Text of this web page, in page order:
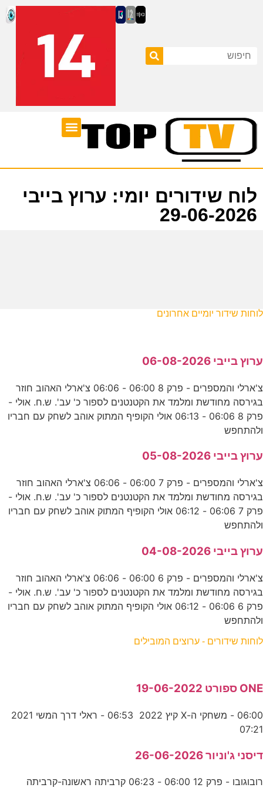
לוח שידורים יומי: ערוץ בייבי
29-06-2026
לוחות שידור יומיים אחרונים
ערוץ בייבי 06-08-2026
צ'ארלי והמספרים - פרק 8 06:00 - 06:06 צ'ארלי האהוב חוזר
בגירסה מחודשת ומלמד את הקטנטנים לספור כ' עב'. ש.ח. אולי -
פרק 8 06:06 - 06:13 אולי הקופיף המתוק אוהב לשחק עם חבריו
ולהתחפש
ערוץ בייבי 05-08-2026
צ'ארלי והמספרים - פרק 7 06:00 - 06:06 צ'ארלי האהוב חוזר
בגירסה מחודשת ומלמד את הקטנטנים לספור כ' עב'. ש.ח. אולי -
פרק 7 06:06 - 06:12 אולי הקופיף המתוק אוהב לשחק עם חבריו
ולהתחפש
ערוץ בייבי 04-08-2026
צ'ארלי והמספרים - פרק 6 06:00 - 06:06 צ'ארלי האהוב חוזר
בגירסה מחודשת ומלמד את הקטנטנים לספור כ' עב'. ש.ח. אולי -
פרק 6 06:06 - 06:12 אולי הקופיף המתוק אוהב לשחק עם חבריו
ולהתחפש
לוחות שידורים - ערוצים המובילים
ONE ספורט 19-06-2022
07:21
דיסני ג'וניור 26-06-2026
רובוגובו - פרק 12 06:00 - 06:23 קרביתה ראשונה-קרביתה